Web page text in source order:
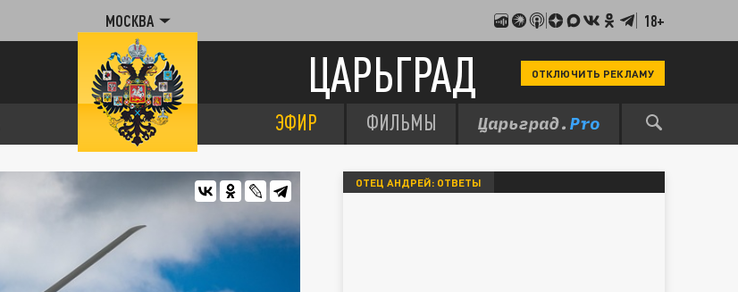
МОСКВА 18+
ЦАРЬГРАД ОТКЛЮЧИТЬ РЕКЛАМУ
ЭФИР ФИЛЬМЫ
ОТЕЦ АНДРЕЙ: ОТВЕТЫ